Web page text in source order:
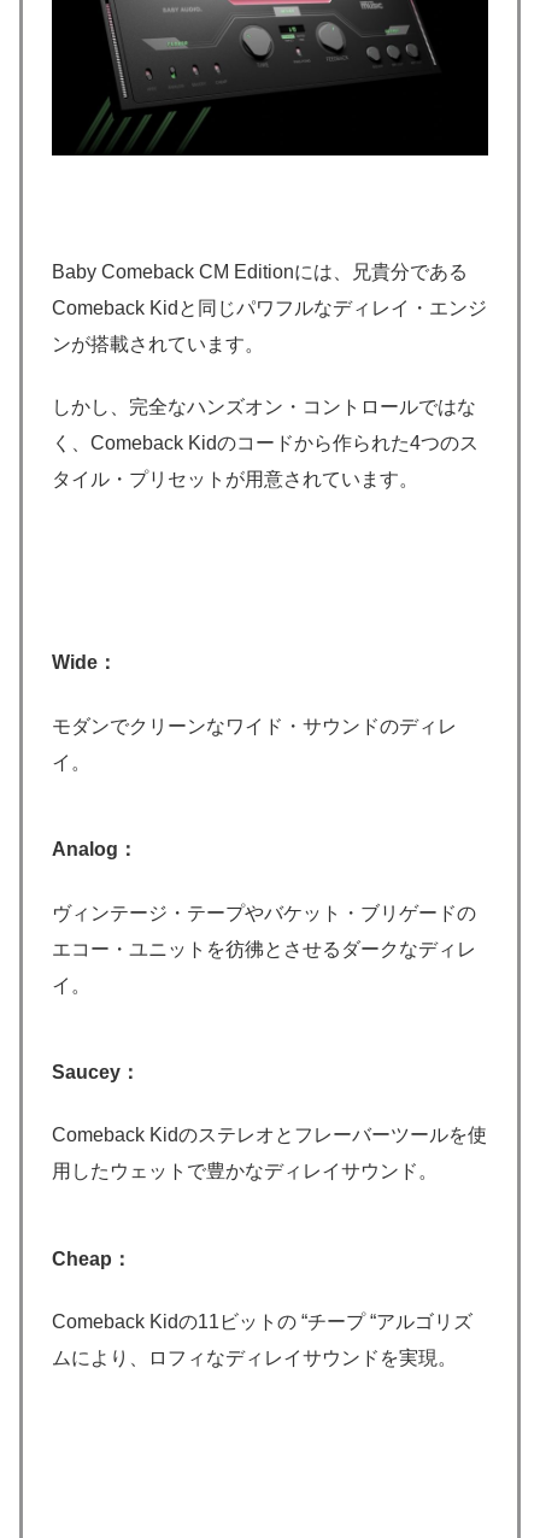
Baby Comeback CM Editionには、兄貴分である
Comeback Kidと同じパワフルなディレイ・エンジ
ンが搭載されています。
しかし、完全なハンズオン・コントロールではな
く、Comeback Kidのコードから作られた4つのス
タイル・プリセットが用意されています。
Wide：
モダンでクリーンなワイド・サウンドのディレ
イ。
Analog：
ヴィンテージ・テープやバケット・ブリゲードの
エコー・ユニットを彷彿とさせるダークなディレ
イ。
Saucey：
Comeback Kidのステレオとフレーバーツールを使
用したウェットで豊かなディレイサウンド。
Cheap：
Comeback Kidの11ビットの “チープ “アルゴリズ
ムにより、ロフィなディレイサウンドを実現。